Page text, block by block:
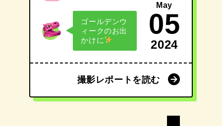
ゴールデンウ
ィークのお出
かけに
May
05
2024
撮影レポートを読む